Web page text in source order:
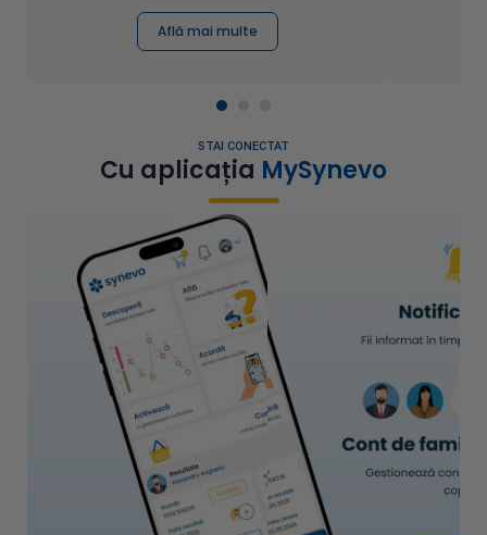
Află mai multe
STAI CONECTAT
Cu aplicația MySynevo